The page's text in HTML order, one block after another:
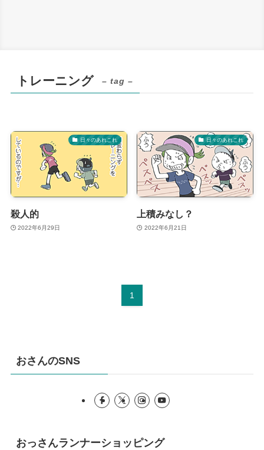
トレーニング – tag –
日々のあれこれ
殺人的
2022年6月29日
日々のあれこれ
上積みなし？
2022年6月21日
1
おさんのSNS
おっさんランナーショッピング